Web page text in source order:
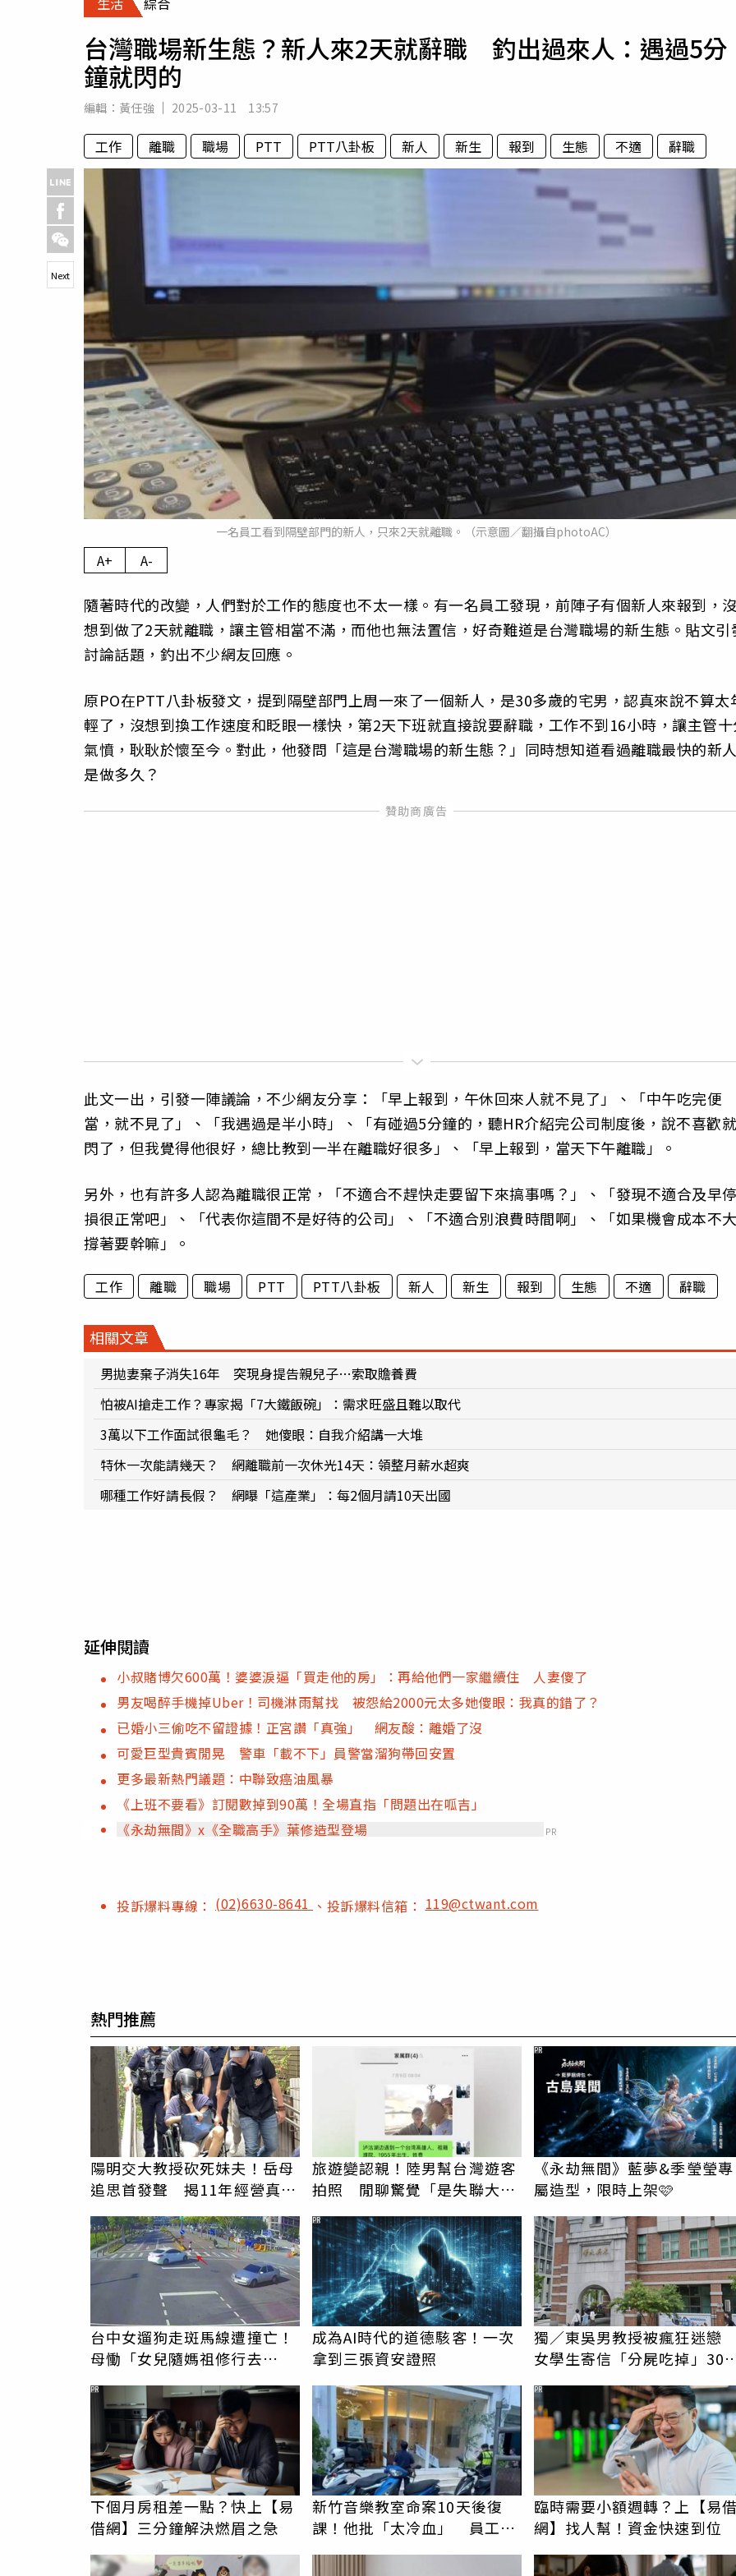
專欄
運勢
台灣職場新生態？新人來2天就辭職 釣出過來人：遇過5分
鐘就閃的
編輯： 黃任強 2025-03-11 13:57
工作 離職 職場 PTT PTT八卦板 新人 新生 報到 生態 不適 辭職
一名員工看到隔壁部門的新人，只來2天就離職。（示意圖／翻攝自photoAC）
Next
A+ A-
隨著時代的改變，人們對於工作的態度也不太一樣。有一名員工發現，前陣子有個新人來報到，
想到做了2天就離職，讓主管相當不滿，而他也無法置信，好奇難道是台灣職場的新生態。貼文引
討論話題，釣出不少網友回應。
原PO在PTT八卦板發文，提到隔壁部門上周一來了一個新人，是30多歲的宅男，認真來說不算太
輕了，沒想到換工作速度和眨眼一樣快，第2天下班就直接說要辭職，工作不到16小時，讓主管
氣憤，耿耿於懷至今。對此，他發問「這是台灣職場的新生態？」同時想知道看過離職最快的新
是做多久？
此文一出，引發一陣議論，不少網友分享：「早上報到，午休回來人就不見了」、「中午吃完便
當，就不見了」、「我遇過是半小時」、「有碰過5分鐘的，聽HR介紹完公司制度後，說不喜歡就
閃了，但我覺得他很好，總比教到一半在離職好很多」、「早上報到，當天下午離職」。
另外，也有許多人認為離職很正常，「不適合不趕快走要留下來搞事嗎？」、「發現不適合及早
損很正常吧」、「代表你這間不是好待的公司」、「不適合別浪費時間啊」、「如果機會成本不
撐著要幹嘛」。
工作 離職 職場 PTT PTT八卦板 新人 新生 報到 生態 不適 辭職
相關文章
男拋妻棄子消失16年 突現身提告親兒子…索取贍養費
怕被AI搶走工作？專家揭「7大鐵飯碗」：需求旺盛且難以取代
3萬以下工作面試很龜毛？ 她傻眼：自我介紹講一大堆
特休一次能請幾天？ 網離職前一次休光14天：領整月薪水超爽
哪種工作好請長假？ 網曝「這產業」：每2個月請10天出國
延伸閱讀
小叔賭博欠600萬！婆婆淚逼「買走他的房」：再給他們一家繼續住 人妻傻了
男友喝醉手機掉Uber！司機淋雨幫找 被怨給2000元太多她傻眼：我真的錯了？
已婚小三偷吃不留證據！正宮讚「真強」 網友酸：離婚了沒
可愛巨型貴賓閒晃 警車「載不下」員警當溜狗帶回安置
更多最新熱門議題：中聯致癌油風暴
《上班不要看》訂閱數掉到90萬！全場直指「問題出在呱吉」
《永劫無間》x《全職高手》葉修造型登場
PR
投訴爆料專線： (02)6630-8641 、投訴爆料信箱：119@ctwant.com
熱門推薦
陽明交大教授砍死妹夫！岳母
追思首發聲 揭11年經營真相
旅遊變認親！陸男幫台灣遊客
拍照 閒聊驚覺「是失聯大
《永劫無間》藍夢&季瑩瑩專
屬造型，限時上架🩷
PR
台中女遛狗走斑馬線遭撞亡！
母慟「女兒隨媽祖修行去
成為AI時代的道德駭客！一次
拿到三張資安證照
PR
獨／東吳男教授被瘋狂迷
女學生寄信「分屍吃掉」30
下個月房租差一點？快上【易
借網】三分鐘解決燃眉之急
PR
新竹音樂教室命案10天後復
課！他批「太冷血」 員工怒
駁：閉上嘴
臨時需要小額週轉？上【易
網】找人幫！資金快速到位
PR